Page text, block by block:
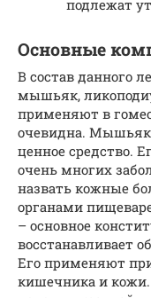
подлежат
Основные
В состав данного
мышьяк,
применяют в
очевидна. Мышьяк
ценное средство.
очень многих
назвать кожные
органами
– основное
восстанавливает
Его применяют
кишечника и